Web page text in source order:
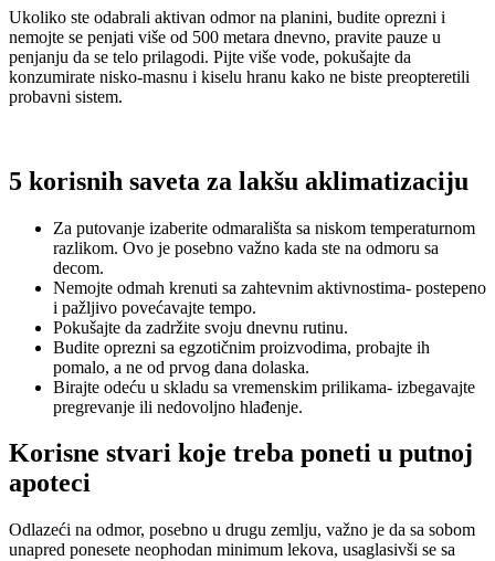
Ukoliko ste odabrali aktivan odmor na planini, budite oprezni i
nemojte se penjati više od 500 metara dnevno, pravite pauze u
penjanju da se telo prilagodi. Pijte više vode, pokušajte da
konzumirate nisko-masnu i kiselu hranu kako ne biste preopteretili
probavni sistem.
5 korisnih saveta za lakšu aklimatizaciju
Za putovanje izaberite odmarališta sa niskom temperaturnom
razlikom. Ovo je posebno važno kada ste na odmoru sa
decom.
Nemojte odmah krenuti sa zahtevnim aktivnostima- postepeno
i pažljivo povećavajte tempo.
Pokušajte da zadržite svoju dnevnu rutinu.
Budite oprezni sa egzotičnim proizvodima, probajte ih
pomalo, a ne od prvog dana dolaska.
Birajte odeću u skladu sa vremenskim prilikama- izbegavajte
pregrevanje ili nedovoljno hlađenje.
Korisne stvari koje treba poneti u putnoj
apoteci
Odlazeći na odmor, posebno u drugu zemlju, važno je da sa sobom
unapred ponesete neophodan minimum lekova, usaglasivši se sa